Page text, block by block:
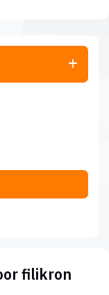
filikron